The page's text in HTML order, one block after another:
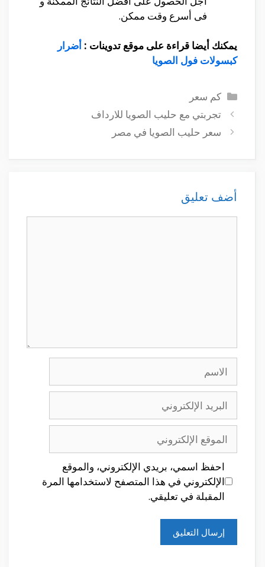
فى أسرع وقت ممكن.
يمكنك أيضا قراءة على موقع تدوينات : أضرار
كبسولات فول الصويا
التصنيفات
كم سعر
تجربتي مع حليب الصويا للارداف
سعر حليب الصويا في مصر
أضف تعليق
الاسم
البريد
الإلكتروني
الموقع
الإلكتروني
احفظ اسمي، بريدي الإلكتروني، والموقع
الإلكتروني في هذا المتصفح لاستخدامها المرة
المقبلة في تعليقي.